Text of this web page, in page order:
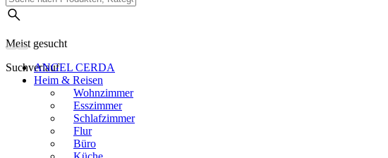
Meist gesucht
SuchverlaufANGEL CERDA
Heim & Reisen
Wohnzimmer
Esszimmer
Schlafzimmer
Flur
Büro